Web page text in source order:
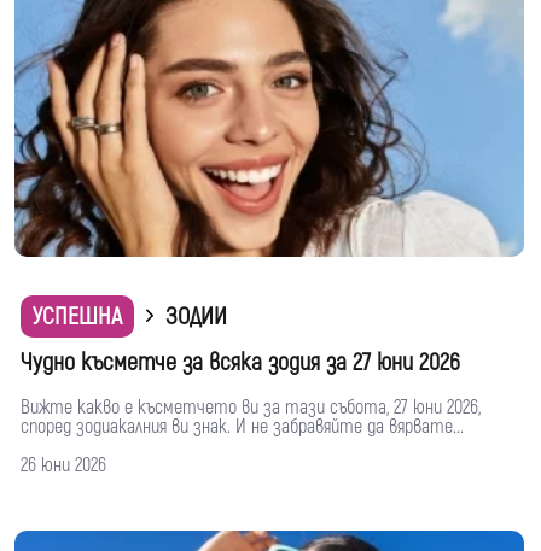
УСПЕШНА
ЗОДИИ
Чудно късметче за всяка зодия за 27 юни 2026
Вижте какво е късметчето ви за тази събота, 27 юни 2026,
според зодиакалния ви знак. И не забравяйте да вярвате...
26 юни 2026